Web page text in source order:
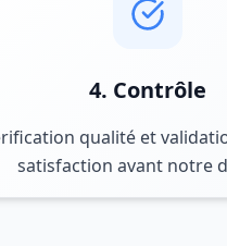
4. Contrôle
qualité et
satisfaction avant notre